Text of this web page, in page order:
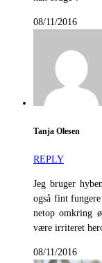
08/11/2016
Tanja Olesen
REPLY
Jeg bruger
også fint
netop omkring
være irriteret
08/11/2016